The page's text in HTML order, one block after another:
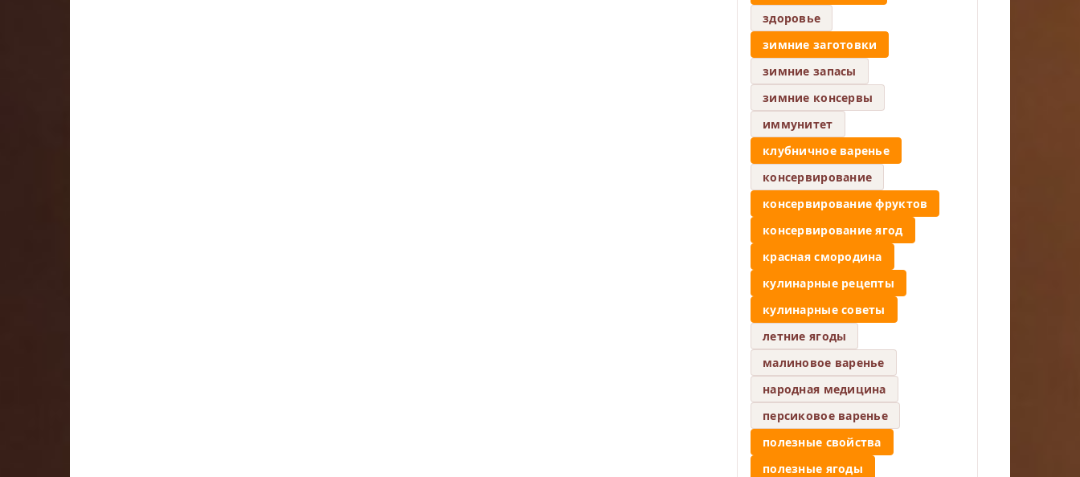
здоровье
зимние заготовки
зимние запасы
зимние консервы
иммунитет
клубничное варенье
консервирование
консервирование фруктов
консервирование ягод
красная смородина
кулинарные рецепты
кулинарные советы
летние ягоды
малиновое варенье
народная медицина
персиковое варенье
полезные свойства
полезные ягоды